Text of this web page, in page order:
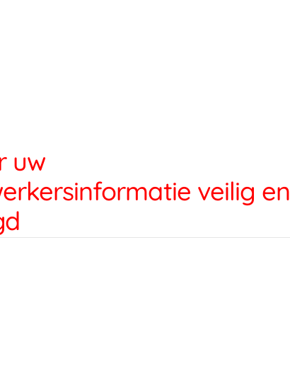
uw
veilig en